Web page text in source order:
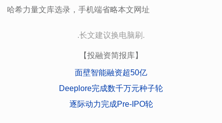
哈希力量文库选录，手机端省略本文网址
.长文建议换电脑刷.
【投融资简报库】
面壁智能融资超50亿
Deeplore完成数千万元种子轮
逐际动力完成Pre-IPO轮